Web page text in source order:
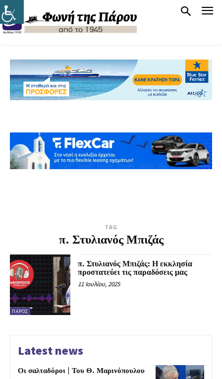
TAG
π. Στυλιανός Μπιζάς
ΠΆΡΟΣ
π. Στυλιανός Μπιζάς: Η εκκλησία
προστατεύει τις παραδόσεις μας
11 Ιουλίου, 2025
Latest news
Οι σαλταδόροι | Του Θ. Μαρινόπουλου